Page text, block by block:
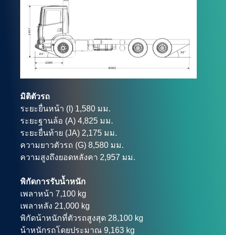
มิติตัวรถ
ระยะยื่นหน้า (I) 1,580 มม.
ระยะฐานล้อ (A) 4,825 มม.
ระยะยื่นท้าย (JA) 2,175 มม.
ความยาวตัวรถ (G) 8,580 มม.
ความสูงถึงยอดหลังคา 2,957 มม.
พิกัดการรับน้ำหนัก
เพลาหน้า 7,100 kg
เพลาหลัง 21,000 kg
พิกัดน้าหนักที่ตัวรถสูงสุด 28,100 kg
น้าหนักรถโดยประมาณ 9,163 kg